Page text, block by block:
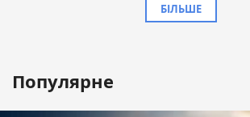
БІЛЬШЕ
Популярне